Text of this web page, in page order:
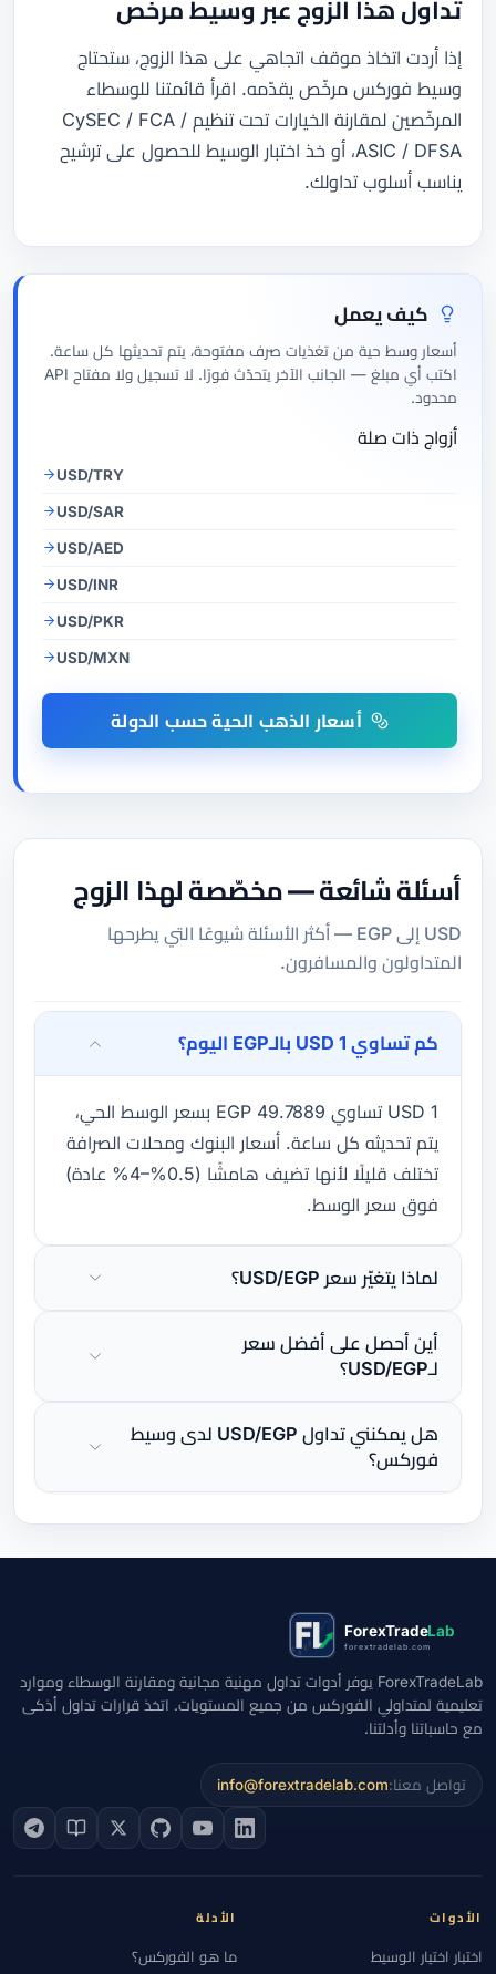
تداول هذا الزوج عبر وسيط مرخّص
إذا أردت اتخاذ موقف اتجاهي على هذا الزوج، ستحتاج
وسيط فوركس مرخّص يقدّمه. اقرأ قائمتنا للوسطاء
المرخّصين لمقارنة الخيارات تحت تنظيم CySEC / FCA /
ASIC / DFSA، أو خذ اختبار الوسيط للحصول على ترشيح
يناسب أسلوب تداولك.
كيف يعمل
أسعار وسط حية من تغذيات صرف مفتوحة، يتم تحديثها كل ساعة.
اكتب أي مبلغ — الجانب الآخر يتحدّث فورًا. لا تسجيل ولا مفتاح API
محدود.
أزواج ذات صلة
USD/TRY
USD/SAR
USD/AED
USD/INR
USD/PKR
USD/MXN
أسعار الذهب الحية حسب الدولة
أسئلة شائعة — مخصّصة لهذا الزوج
USD إلى EGP — أكثر الأسئلة شيوعًا التي يطرحها
المتداولون والمسافرون.
كم تساوي 1 USD بالـEGP اليوم؟
1 USD تساوي 49.7889 EGP بسعر الوسط الحي،
يتم تحديثه كل ساعة. أسعار البنوك ومحلات الصرافة
تختلف قليلًا لأنها تضيف هامشًا (0.5%–4% عادة)
فوق سعر الوسط.
لماذا يتغيّر سعر USD/EGP؟
أين أحصل على أفضل سعر
لـUSD/EGP؟
هل يمكنني تداول USD/EGP لدى وسيط
فوركس؟
ForexTradeLab
forextradelab.com
ForexTradeLab يوفر أدوات تداول مهنية مجانية ومقارنة الوسطاء وموارد
تعليمية لمتداولي الفوركس من جميع المستويات. اتخذ قرارات تداول أذكى
مع حاسباتنا وأدلتنا.
تواصل معنا:info@forextradelab.com
الأدوات
اختبار اختيار الوسيط
الأدلة
ما هو الفوركس؟